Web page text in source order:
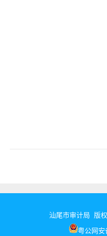
汕尾市审计局 版
粤公网安